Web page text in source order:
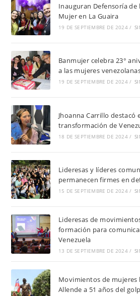
Inauguran Defensoría de
Mujer en La Guaira
19 DE SEPTIEMBRE DE 2024 /
Banmujer celebra 23°
a las mujeres
19 DE SEPTIEMBRE DE 2024 /
Jhoanna Carrillo destacó
transformación de
18 DE SEPTIEMBRE DE 2024 /
Lideresas y líderes
permanecen firmes en
15 DE SEPTIEMBRE DE 2024 /
Lideresas de
formación para
Venezuela
13 DE SEPTIEMBRE DE 2024 /
Movimientos de mujeres
Allende a 51 años del